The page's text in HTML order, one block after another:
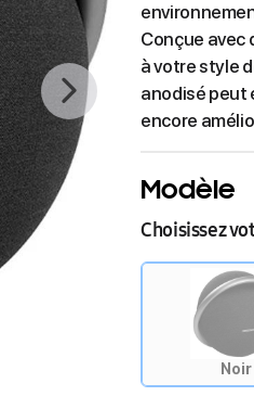
Conçue avec
à votre style
anodisé peut
encore
Modèle
Choisissez
Noir